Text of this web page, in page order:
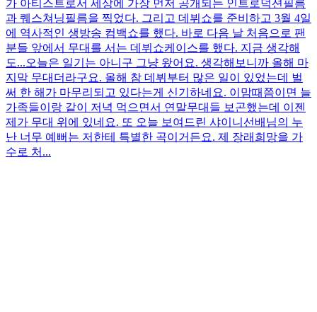
가 아티스트로서 세상에 가장 먼저 공개되는 인트로덕션필름
과 퀘스쳐닝필름을 찍었다. 그리고 데뷔쇼를 준비하고 3월 4일
에 역사적인 생방송 컴백쇼를 했다. 바로 다음 날 처음으로 팬
분들 앞에서 무대를 서는 데뷔쇼케이스를 했다. 지금 생각해
도...오늘은 일기는 아니구 그냥 왔어요. 생각해보니까 올해 마
지막 무대더라구요. 올해 참 데뷔부터 많은 일이 있었는데 벌
써 한 해가 마무리되고 있다는게 신기하네요. 이맘때쯤이면 늘
가족들이랑 같이 저녁 먹으면서 연말무대들 보곤했는데 이젠
제가 무대 위에 있네요. 또 오늘 보여드린 샤이니선배님의 누
난 너무 예뻐는 저한테 특별한 곡이거든요. 제 장래희망을 가
수로 처...